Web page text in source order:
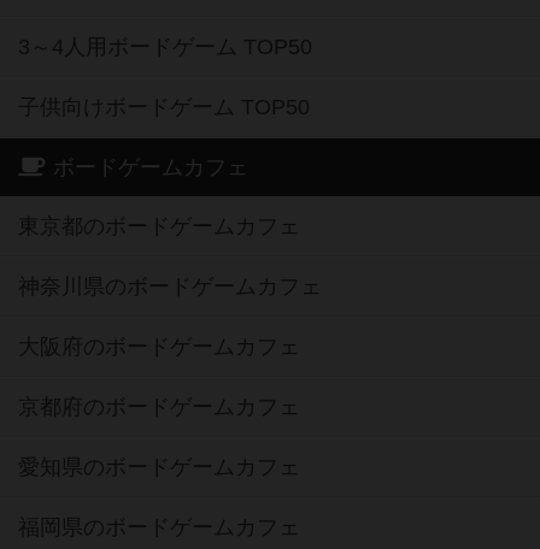
3～4人用ボードゲーム TOP50
子供向けボードゲーム TOP50
ボードゲームカフェ
東京都のボードゲームカフェ
神奈川県のボードゲームカフェ
大阪府のボードゲームカフェ
京都府のボードゲームカフェ
愛知県のボードゲームカフェ
福岡県のボードゲームカフェ